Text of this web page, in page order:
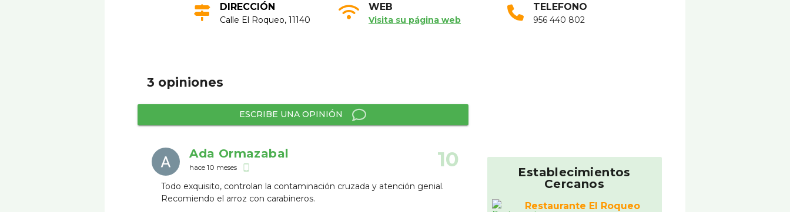
DIRECCIÓN
Calle El Roqueo, 11140
WEB
Visita su página web
TELEFONO
956 440 802
3 opiniones
ESCRIBE UNA OPINIÓN
Ada Ormazabal
hace 10 meses phone_android 10
Todo exquisito, controlan la contaminación cruzada y atención genial.
Recomiendo el arroz con carabineros.
Establecimientos
Cercanos
Restaurante El Roqueo